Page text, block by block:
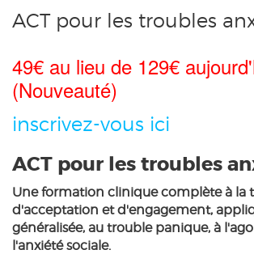
ACT pour les troubles
49€ au lieu de 129€
(Nouveauté)
inscrivez-vous ici
ACT pour les troubles
Une formation clinique complète à la
d'acceptation et d'engagement,
généralisée, au trouble panique, à
l'anxiété sociale.